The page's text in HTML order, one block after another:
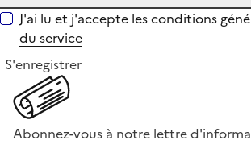
J'ai lu et j'accepte les conditions
du service
S'enregistrer
Abonnez-vous à notre lettre